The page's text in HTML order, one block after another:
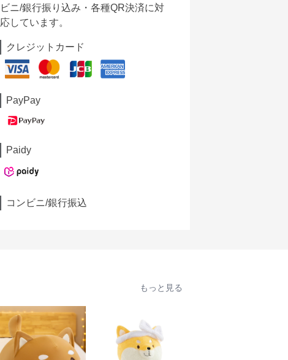
ビニ/銀行振り込み・各種QR決済に対
応しています。
クレジットカード
PayPay
Paidy
コンビニ/銀行振込
もっと見る